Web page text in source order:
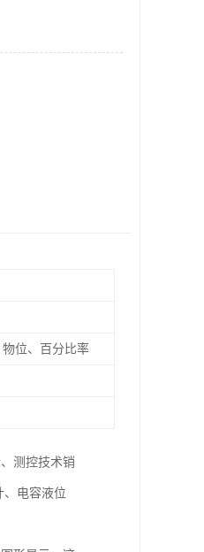
位、百分比率
测控技术销
、电容液位